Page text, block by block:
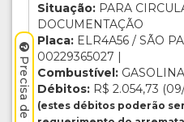
Situação: PARA
DOCUMENTAÇÃO
Placa: ELR4A56 / SÃO
00229365027 |
Combustível: GASOLINA
Débitos: R$ 2.054,73
(estes débitos poderão